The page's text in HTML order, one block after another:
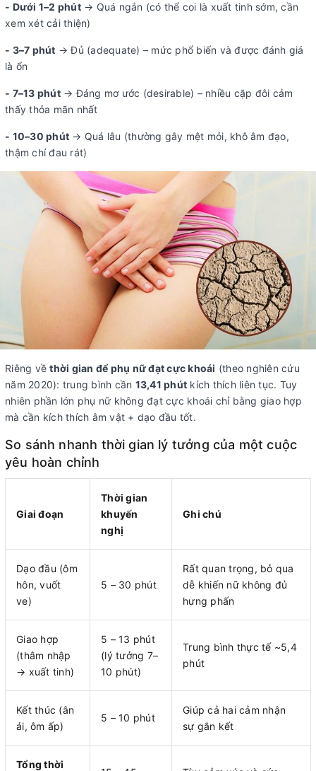
- Dưới 1–2 phút→ Quá ngắn (có thể coi là xuất tinh sớm, cần
xem xét cải thiện)
- 3–7 phút → Đủ (adequate) – mức phổ biến và được đánh giá
là ổn
- 7–13 phút→ Đáng mơ ước (desirable) – nhiều cặp đôi cảm
thấy thỏa mãn nhất
- 10–30 phút → Quá lâu (thường gây mệt mỏi, khô âm đạo,
thậm chí đau rát)
Riêng vềthời gian để phụ nữ đạt cực khoái (theo nghiên cứu
năm 2020): trung bình cần 13,41 phút kích thích liên tục. Tuy
nhiên phần lớn phụ nữ không đạt cực khoái chỉ bằng giao hợp
mà cần kích thích âm vật + dạo đầu tốt.
So sánh nhanh thời gian lý tưởng của một cuộc
yêu hoàn chỉnh
Giai đoạn
Thời gian
khuyến
nghị
Ghi chú
Dạo đầu (ôm
hôn, vuốt
ve)
5 – 30 phút
Rất quan trọng, bỏ qua
dễ khiến nữ không đủ
hưng phấn
Giao hợp
(thâm nhập
→ xuất tinh)
5 – 13 phút
(lý tưởng 7–
10 phút)
Trung bình thực tế ~5,4
phút
Kết thúc (ân
ái, ôm ấp)
5 – 10 phút
Giúp cả hai cảm nhận
sự gắn kết
Tổng thời